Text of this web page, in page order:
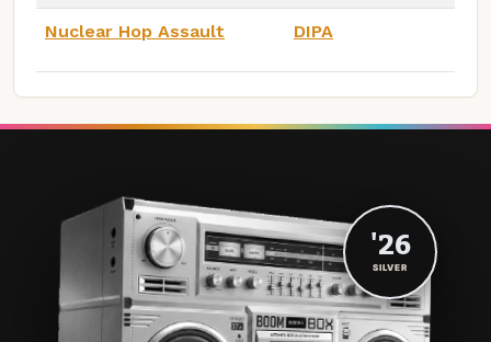
Nuclear Hop Assault DIPA
'26
SILVER